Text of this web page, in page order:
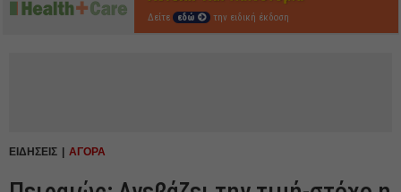
Δείτε εδώ την ειδική έκδοση
ΕΙΔΗΣΕΙΣ ΑΓΟΡΑ